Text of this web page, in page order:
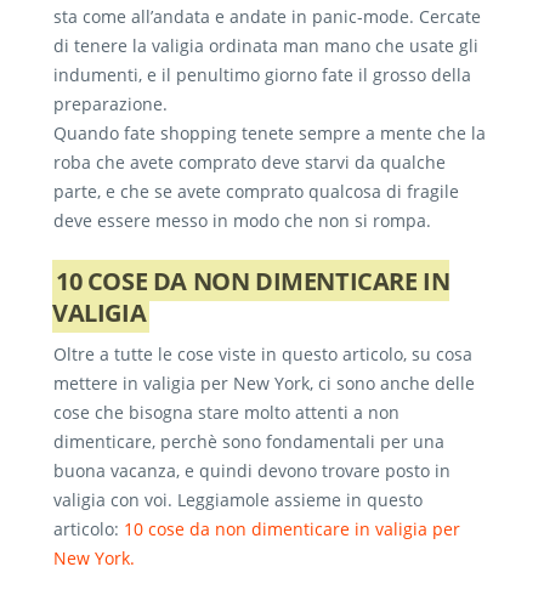
sta come all’andata e andate in panic-mode. Cercate
di tenere la valigia ordinata man mano che usate gli
indumenti, e il penultimo giorno fate il grosso della
preparazione.
Quando fate shopping tenete sempre a mente che la
roba che avete comprato deve starvi da qualche
parte, e che se avete comprato qualcosa di fragile
deve essere messo in modo che non si rompa.
10 COSE DA NON DIMENTICARE IN
VALIGIA
Oltre a tutte le cose viste in questo articolo, su cosa
mettere in valigia per New York, ci sono anche delle
cose che bisogna stare molto attenti a non
dimenticare, perchè sono fondamentali per una
buona vacanza, e quindi devono trovare posto in
valigia con voi. Leggiamole assieme in questo
articolo: 10 cose da non dimenticare in valigia per
New York.